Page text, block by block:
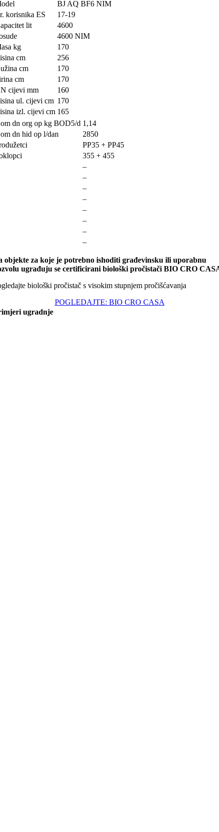
BJ AQ BF6 NIM
korisnika ES
17-19
lit
4600
4600 NIM
kg
170
cm
256
cm
170
cm
170
cijevi mm
160
ul. cijevi cm 170
izl. cijevi cm 165
dn org op kg BOD5/d 1,14
dn hid op l/dan
2850
PP35 + PP45
355 + 455
–
–
–
–
–
–
–
–
objekte za koje je potrebno ishoditi građevinsku ili uporabnu
ugrađuju se certificirani biološki pročistači BIO CRO
biološki pročistač s visokim stupnjem pročišćavanja
POGLEDAJTE: BIO CRO CASA
ugradnje